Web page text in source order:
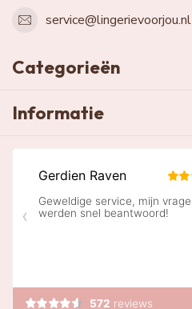
service@lingerievoorjou.nl
Categorieën
Informatie